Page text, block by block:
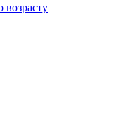
возрасту